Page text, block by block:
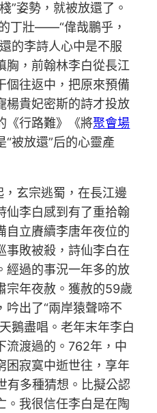
”姿勢，就被放還了。
丁壯——“偉哉鵬乎，
的李詩人心中是不服
胸，前翰林李白從長江
個往返中，把原來預備
楊貴妃密斯的詩才投放
《行路難》《將聚會場
被放還”后的心靈產
玄宗逃蜀，在長江邊
仙李白感到有了重拾翰
自立賡續李唐年夜位的
事敗被殺，詩仙李白在
經過的事況一年多的放
宗年夜赦。獲赦的59歲
吟出了“兩岸猿聲啼不
鵝盡唱。老年末年李白
流渡過的。762年，中
困寂寞中逝世往，享年
有多種猜想。比擬公認
。我很信任李白是在陶